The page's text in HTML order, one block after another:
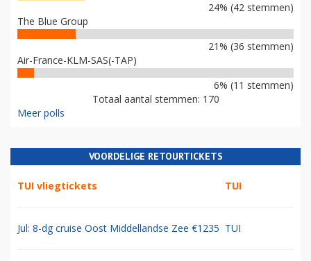
24% (42 stemmen)
The Blue Group
21% (36 stemmen)
Air-France-KLM-SAS(-TAP)
6% (11 stemmen)
Totaal aantal stemmen: 170
Meer polls
VOORDELIGE RETOURTICKETS
TUI vliegtickets TUI
Jul: 8-dg cruise Oost Middellandse Zee €1235 TUI